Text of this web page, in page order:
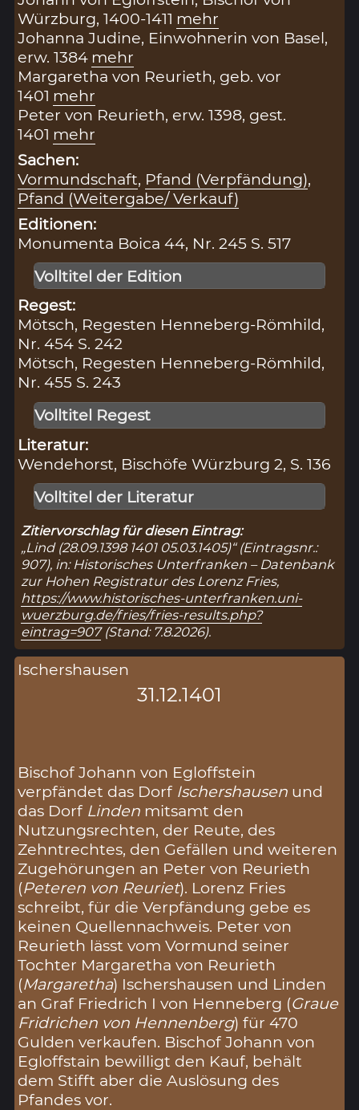
Würzburg, 1400-1411 mehr
Johanna Judine, Einwohnerin von Basel,
erw. 1384 mehr
Margaretha von Reurieth, geb. vor
1401 mehr
Peter von Reurieth, erw. 1398, gest.
1401 mehr
Sachen:
Vormundschaft, Pfand (Verpfändung),
Pfand (Weitergabe/ Verkauf)
Editionen:
Monumenta Boica 44, Nr. 245 S. 517
Volltitel der Edition
Regest:
Mötsch, Regesten Henneberg-Römhild,
Nr. 454 S. 242
Mötsch, Regesten Henneberg-Römhild,
Nr. 455 S. 243
Volltitel Regest
Literatur:
Wendehorst, Bischöfe Würzburg 2, S. 136
Volltitel der Literatur
Zitiervorschlag für diesen Eintrag:
„Lind (28.09.1398 1401 05.03.1405)“ (Eintragsnr.:
907), in: Historisches Unterfranken – Datenbank
zur Hohen Registratur des Lorenz Fries,
https://www.historisches-unterfranken.uni-
wuerzburg.de/fries/fries-results.php?
eintrag=907(Stand: 7.8.2026).
Ischershausen
31.12.1401
Bischof Johann von Egloffstein
verpfändet das Dorf Ischershausen und
das Dorf Linden mitsamt den
Nutzungsrechten, der Reute, des
Zehntrechtes, den Gefällen und weiteren
Zugehörungen an Peter von Reurieth
(Peteren von Reuriet). Lorenz Fries
schreibt, für die Verpfändung gebe es
keinen Quellennachweis. Peter von
Reurieth lässt vom Vormund seiner
Tochter Margaretha von Reurieth
(Margaretha) Ischershausen und Linden
an Graf Friedrich I von Henneberg (Graue
Fridrichen von Hennenberg) für 470
Gulden verkaufen. Bischof Johann von
Egloffstain bewilligt den Kauf, behält
dem Stifft aber die Auslösung des
Pfandes vor.